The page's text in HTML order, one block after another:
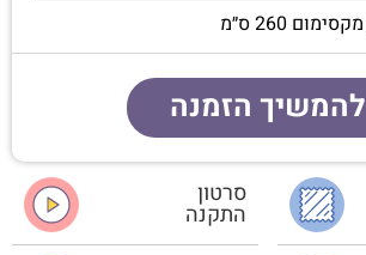
להמשיך הזמנה
סרטון
התקנה